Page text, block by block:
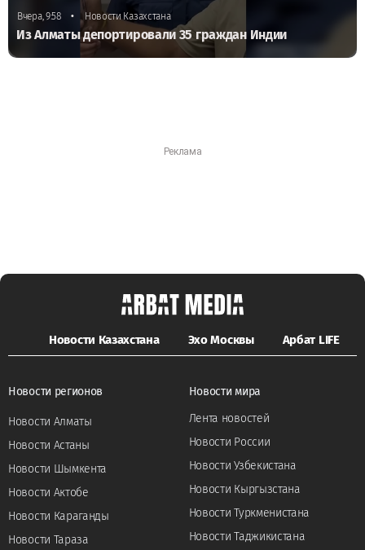
Вчера, 9:58 • Новости Казахстана
Из Алматы депортировали 35 граждан Индии
Новости Казахстана Эхо Москвы Арбат LIFE
Новости регионов
Новости Алматы
Новости Астаны
Новости Шымкента
Новости Актобе
Новости Караганды
Новости Тараза
Новости мира
Лента новостей
Новости России
Новости Узбекистана
Новости Кыргызстана
Новости Туркменистана
Новости Таджикистана